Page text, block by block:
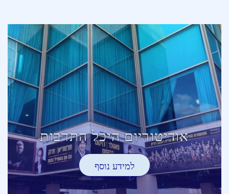
אודיטוריום היכל התרבות
למידע נוסף